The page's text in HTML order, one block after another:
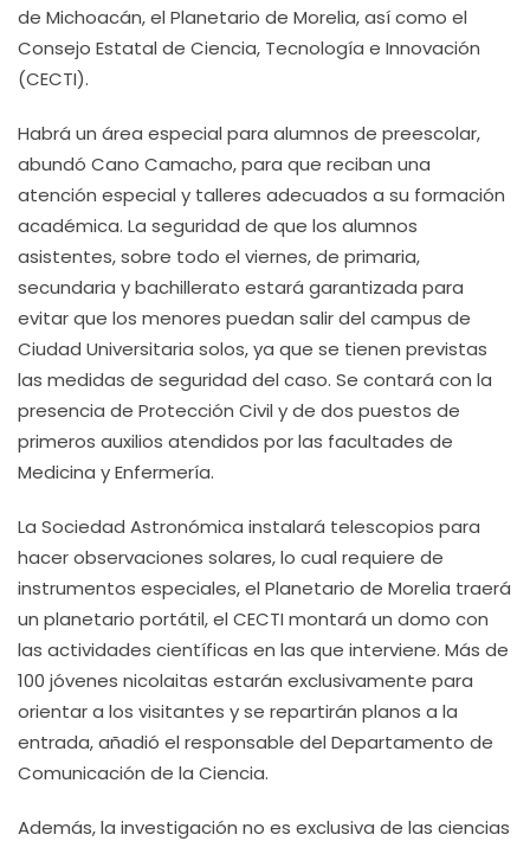
de Michoacán, el Planetario de Morelia, así como el
Consejo Estatal de Ciencia, Tecnología e Innovación
(CECTI).
Habrá un área especial para alumnos de preescolar,
abundó Cano Camacho, para que reciban una
atención especial y talleres adecuados a su formación
académica. La seguridad de que los alumnos
asistentes, sobre todo el viernes, de primaria,
secundaria y bachillerato estará garantizada para
evitar que los menores puedan salir del campus de
Ciudad Universitaria solos, ya que se tienen previstas
las medidas de seguridad del caso. Se contará con la
presencia de Protección Civil y de dos puestos de
primeros auxilios atendidos por las facultades de
Medicina y Enfermería.
La Sociedad Astronómica instalará telescopios para
hacer observaciones solares, lo cual requiere de
instrumentos especiales, el Planetario de Morelia traerá
un planetario portátil, el CECTI montará un domo con
las actividades científicas en las que interviene. Más de
100 jóvenes nicolaitas estarán exclusivamente para
orientar a los visitantes y se repartirán planos a la
entrada, añadió el responsable del Departamento de
Comunicación de la Ciencia.
Además, la investigación no es exclusiva de las ciencias